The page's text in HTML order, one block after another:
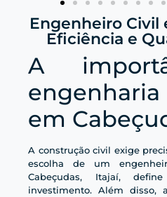
Engenheiro Civil
Eficiência e
A
em
A construção civil exige
escolha de um
Cabeçudas, Itajaí,
investimento. Além disso,